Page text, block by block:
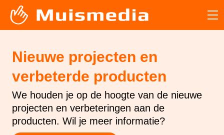
Nieuwe projecten en
verbeterde producten
We houden je op de hoogte van de nieuwe
projecten en verbeteringen aan de
producten. Wil je meer informatie?